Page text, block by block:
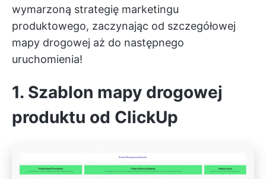
wymarzoną strategię marketingu
produktowego, zaczynając od szczegółowej
mapy drogowej aż do następnego
uruchomienia!
1. Szablon mapy drogowej
produktu od ClickUp